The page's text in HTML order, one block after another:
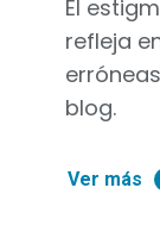
El
refleja
blog.
Ver más